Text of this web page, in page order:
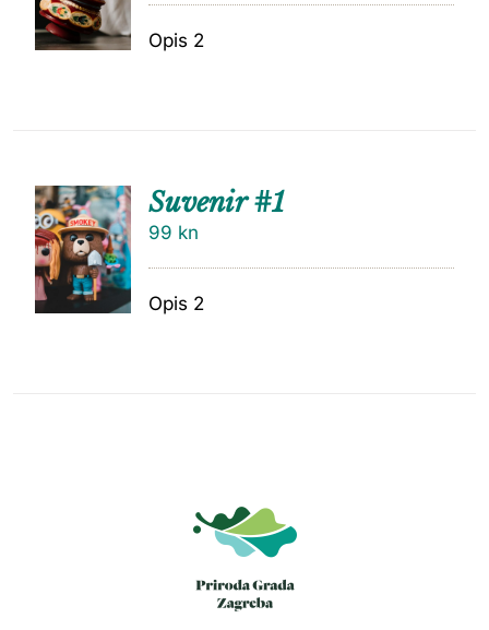
CU
Opis 2
Suvenir #1
99 kn
Opis 2